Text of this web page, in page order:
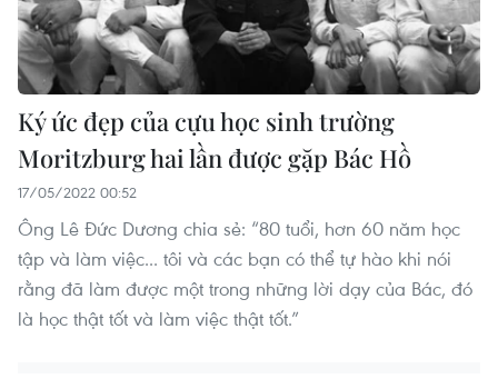
Ký ức đẹp của cựu học sinh trường
Moritzburg hai lần được gặp Bác Hồ
17/05/2022 00:52
Ông Lê Đức Dương chia sẻ: “80 tuổi, hơn 60 năm học
tập và làm việc... tôi và các bạn có thể tự hào khi nói
rằng đã làm được một trong những lời dạy của Bác, đó
là học thật tốt và làm việc thật tốt.”